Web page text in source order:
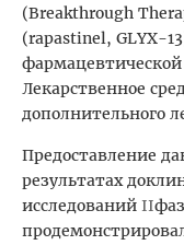
(Breakthrough
(rapastinel, GLYX-
Лекарственное
дополнительного
Предоставление
результатах
исследований II